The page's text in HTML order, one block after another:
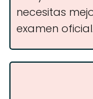
necesitas
examen oficial.